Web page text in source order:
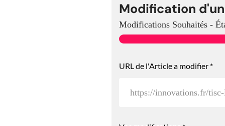
Modification
Modifications Souhaités -
n
URL de l'Article a modifier *